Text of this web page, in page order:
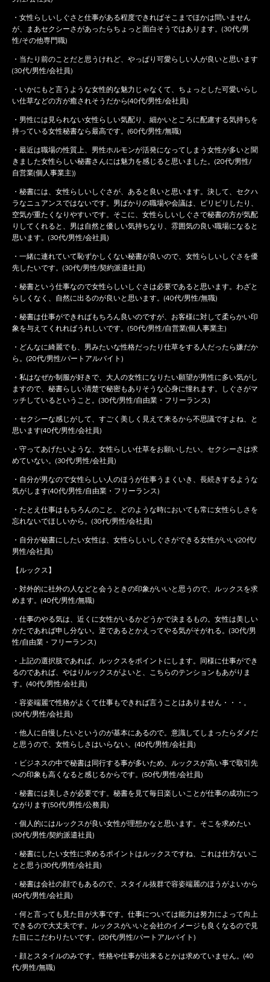
・女性らしいしぐさと仕事がある程度できればそこまでほかは問いません
が、まあセクシーさがあったらちょっと面白そうではあります。(30代/男
性/その他専門職)
・当たり前のことだと思うけれど、やっぱり可愛らしい人が良いと思います
(30代/男性/会社員)
・いかにもと言うような女性的な魅力じゃなくて、ちょっとした可愛いらし
い仕草などの方が癒されそうだから(40代/男性/会社員)
・男性には見られない女性らしい気配り、細かいところに配慮する気持ちを
持っている女性秘書なら最高です。(60代/男性/無職)
・最近は職場の性質上、男性ホルモンが活発になってしまう女性が多いと聞
きました女性らしい秘書さんには魅力を感じると思いました。(20代/男性/
自営業(個人事業主))
・秘書には、女性らしいしぐさが、あると良いと思います。決して、セクハ
ラなニュアンスではないです。男ばかりの職場や会議は、ピリピリしたり、
空気が重たくなりやすいです。そこに、女性らしいしぐさで秘書の方が気配
りしてくれると、男は自然と優しい気持ちなり、雰囲気の良い職場になると
思います。(30代/男性/会社員)
・一緒に連れていて恥ずかしくない秘書が良いので、女性らしいしぐさを優
先したいです。(30代/男性/契約派遣社員)
・秘書という仕事なので女性らしいしぐさは必要であると思います。わざと
らしくなく、自然に出るのが良いと思います。(40代/男性/無職)
・秘書は仕事ができればもちろん良いのですが、お客様に対して柔らかい印
象を与えてくれればうれしいです。(50代/男性/自営業(個人事業主)
・どんなに綺麗でも、男みたいな性格だったり仕草をする人だったら嫌だか
ら。(20代/男性/パートアルバイト)
・私はなぜか制服が好きで、大人の女性になりたい願望が男性に多い気がし
ますので、秘書らしい清楚で秘密もありそうな心身に憧れます。しぐさがマ
ッチしているということ。(30代/男性/自由業・フリーランス)
・セクシーな感じがして、すごく美しく見えて来るから不思議ですよね、と
思います(40代/男性/会社員)
・守ってあげたいような、女性らしい仕草をお願いしたい。セクシーさは求
めていない。(30代/男性/会社員)
・自分が男なので女性らしい人のほうが仕事うまくいき、長続きするような
気がします(40代/男性/自由業・フリーランス)
・たとえ仕事はもちろんのこと、どのような時においても常に女性らしさを
忘れないでほしいから。(30代/男性/会社員)
・自分が秘書にしたい女性は、女性らしいしぐさができる女性がいい(20代/
男性/会社員)
【ルックス】
・対外的に社外の人などと会うときの印象がいいと思うので、ルックスを求
めます。(40代/男性/無職)
・仕事のやる気は、近くに女性がいるかどうかで決まるもの。女性は美しい
かたであれば申し分ない。逆であるとかえってやる気がそがれる。(30代/男
性/自由業・フリーランス)
・上記の選択肢であれば、ルックスをポイントにします。同様に仕事ができ
るのであれば、やはりルックスがよいと、こちらのテンションもあがりま
す。(40代/男性/会社員)
・容姿端麗で性格がよくて仕事もできれば言うことはありません・・・。
(30代/男性/会社員)
・他人に自慢したいというのが基本にあるので。意識してしまったらダメだ
と思うので、女性らしさはいらない。(40代/男性/会社員)
・ビジネスの中で秘書は同行する事が多いため、ルックスが高い事で取引先
への印象も高くなると感じるからです。(50代/男性/会社員)
・秘書には美しさが必要です。秘書を見て毎日楽しいことが仕事の成功につ
ながります(50代/男性/公務員)
・個人的にはルックスが良い女性が理想かなと思います。そこを求めたい
(30代/男性/契約派遣社員)
・秘書にしたい女性に求めるポイントはルックスですね、これは仕方ないこ
とと思う(30代/男性/会社員)
・秘書は会社の顔でもあるので、スタイル抜群で容姿端麗のほうがよいから
(40代/男性/会社員)
・何と言っても見た目が大事です。仕事については能力は努力によって向上
できるので大丈夫です。ルックスがいいと会社のイメージも良くなるので見
た目にこだわりたいです。(20代/男性/パートアルバイト)
・顔とスタイルのみです。性格や仕事が出来るとかは求めていません。(40
代/男性/無職)